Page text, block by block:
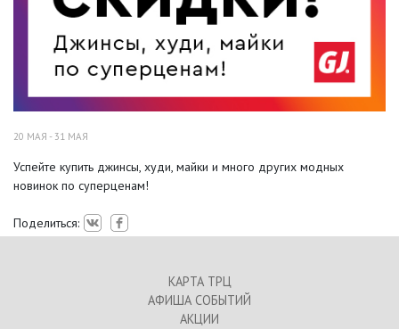
20 МАЯ - 31 МАЯ
Успейте купить джинсы, худи, майки и много других модных
новинок по суперценам!
Поделиться:
КАРТА ТРЦ
АФИША СОБЫТИЙ
АКЦИИ